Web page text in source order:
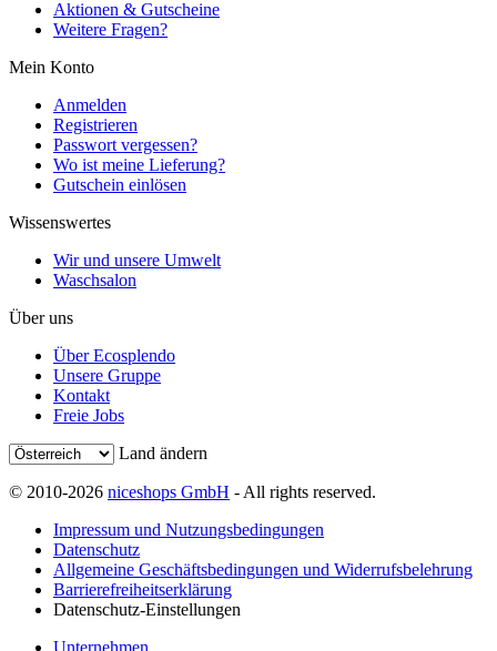
Aktionen & Gutscheine
Weitere Fragen?
Mein Konto
Anmelden
Registrieren
Passwort vergessen?
Wo ist meine Lieferung?
Gutschein einlösen
Wissenswertes
Wir und unsere Umwelt
Waschsalon
Über uns
Über Ecosplendo
Unsere Gruppe
Kontakt
Freie Jobs
Land ändern
© 2010-2026 niceshops GmbH - All rights reserved.
Impressum und Nutzungsbedingungen
Datenschutz
Allgemeine Geschäftsbedingungen und Widerrufsbelehrung
Barrierefreiheitserklärung
Datenschutz-Einstellungen
Unternehmen